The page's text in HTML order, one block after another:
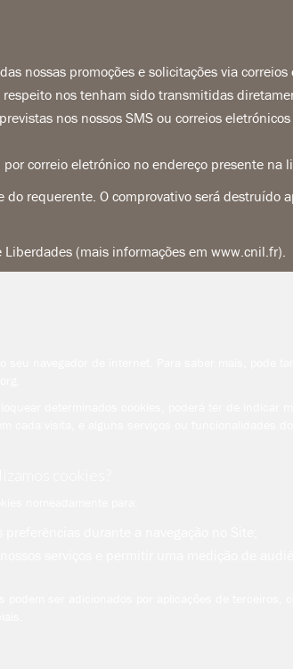
nossas promoções e solicitações via
nos tenham sido transmitidas
nos nossos SMS ou correios
correio eletrónico no endereço presente na
requerente. O comprovativo será destruído
(mais informações em www.cnil.fr).